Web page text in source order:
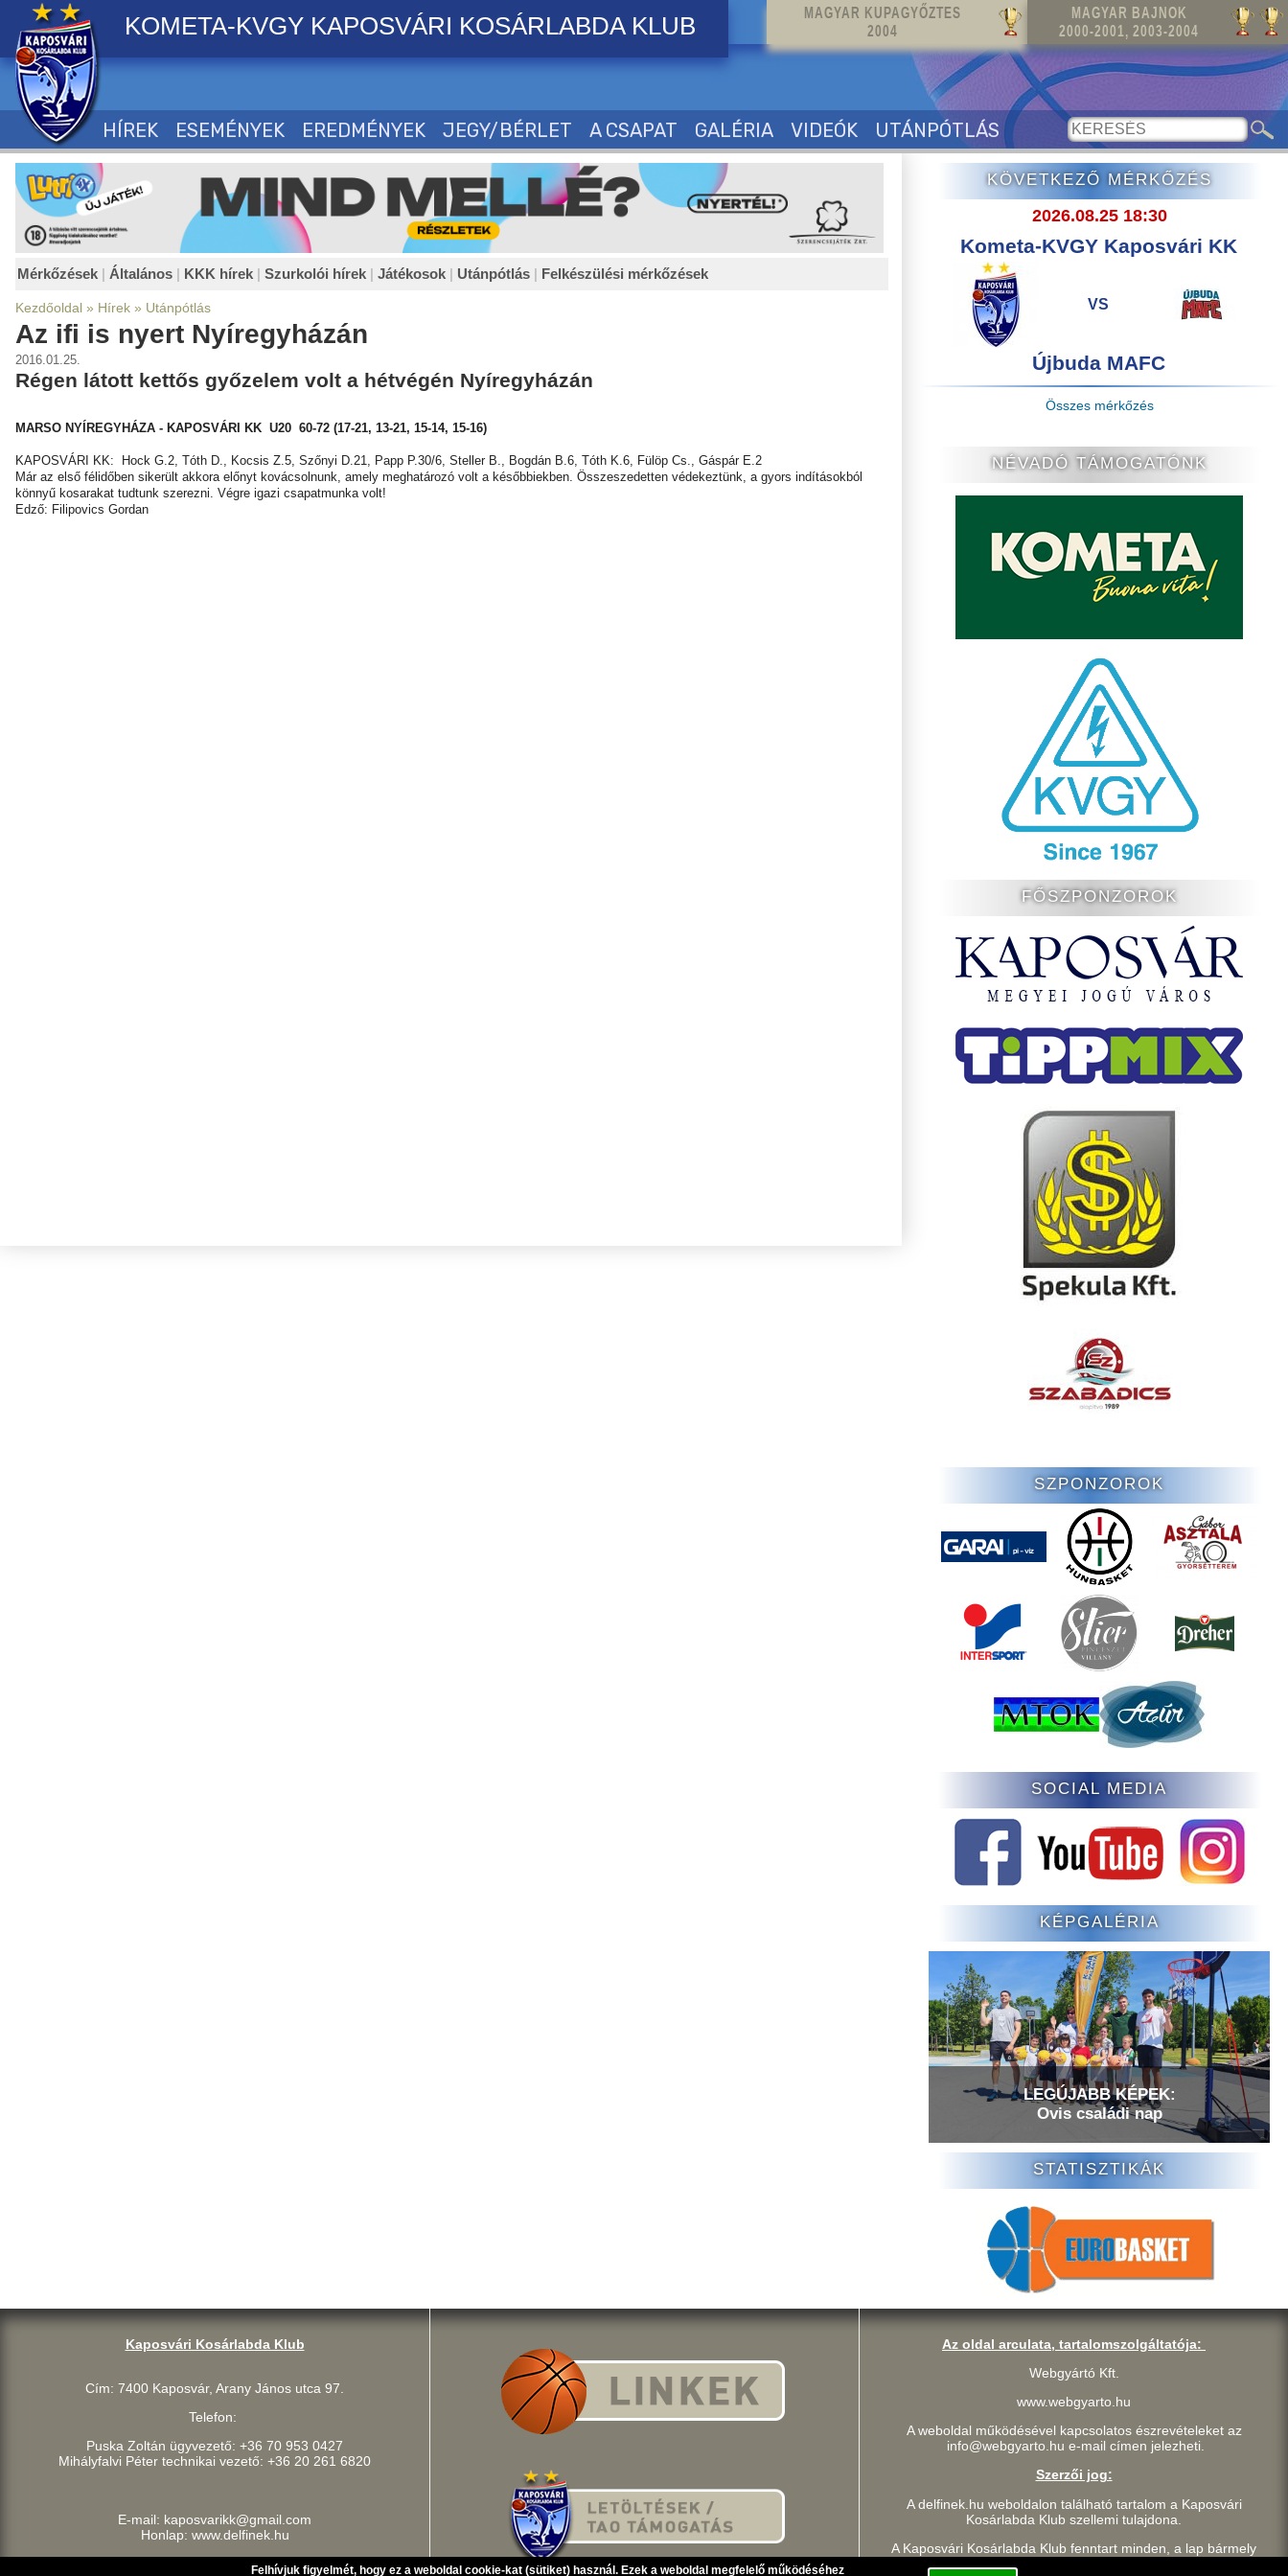
Felhívjuk figyelmét, hogy ez a weboldal cookie-kat (sütiket) használ. Ezek a weboldal megfelelő működéséhez
MAGYAR KUPAGYŐZTES
2004
MAGYAR BAJNOK
2000-2001, 2003-2004
KOMETA-KVGY KAPOSVÁRI KOSÁRLABDA KLUB
HÍREK ESEMÉNYEK EREDMÉNYEK JEGY/BÉRLET A CSAPAT GALÉRIA VIDEÓK UTÁNPÓTLÁS
Mérkőzések | Általános | KKK hírek | Szurkolói hírek | Játékosok | Utánpótlás | Felkészülési mérkőzések
Kezdőoldal » Hírek » Utánpótlás
Az ifi is nyert Nyíregyházán
2016.01.25.
Régen látott kettős győzelem volt a hétvégén Nyíregyházán
MARSO NYÍREGYHÁZA - KAPOSVÁRI KK U20 60-72 (17-21, 13-21, 15-14, 15-16)
KAPOSVÁRI KK: Hock G.2, Tóth D., Kocsis Z.5, Szőnyi D.21, Papp P.30/6, Steller B., Bogdán B.6, Tóth K.6, Fülöp Cs., Gáspár E.2
Már az első félidőben sikerült akkora előnyt kovácsolnunk, amely meghatározó volt a későbbiekben. Összeszedetten védekeztünk, a gyors indításokból
könnyű kosarakat tudtunk szerezni. Végre igazi csapatmunka volt!
Edző: Filipovics Gordan
KÖVETKEZŐ MÉRKŐZÉS
2026.08.25 18:30
Kometa-KVGY Kaposvári KK
VS
Újbuda MAFC
Összes mérkőzés
NÉVADÓ TÁMOGATÓNK
FŐSZPONZOROK
SZPONZOROK
SOCIAL MEDIA
KÉPGALÉRIA
LEGÚJABB KÉPEK:
Ovis családi nap
STATISZTIKÁK
Kaposvári Kosárlabda Klub
Cím: 7400 Kaposvár, Arany János utca 97.
Telefon:
Puska Zoltán ügyvezető: +36 70 953 0427
Mihályfalvi Péter technikai vezető: +36 20 261 6820
E-mail: kaposvarikk@gmail.com
Honlap: www.delfinek.hu
Az oldal arculata, tartalomszolgáltatója:
Webgyártó Kft.
www.webgyarto.hu
A weboldal működésével kapcsolatos észrevételeket az
info@webgyarto.hu e-mail címen jelezheti.
Szerzői jog:
A delfinek.hu weboldalon található tartalom a Kaposvári
Kosárlabda Klub szellemi tulajdona.
A Kaposvári Kosárlabda Klub fenntart minden, a lap bármely